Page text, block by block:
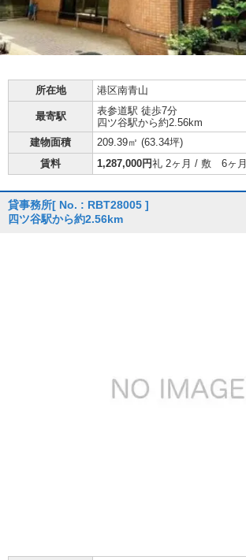
所在地 港区南青山
最寄駅
表参道駅 徒歩7分
四ツ谷駅から約2.56km
建物面積
209.39㎡ (63.34坪)
賃料
1,287,000円礼 2ヶ月 / 敷 6ヶ月
貸事務所[ No. : RBT28005 ]
四ツ谷駅から約2.56km